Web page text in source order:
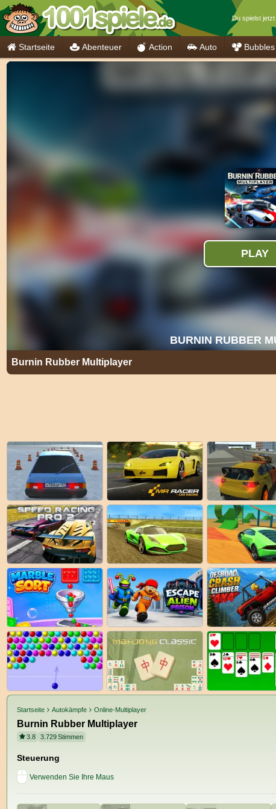
Du spielst jetzt
Startseite Abenteuer Action Auto Bubbles
Burnin Rubber Multiplayer
Startseite Autokämpfe Online-Multiplayer
Burnin Rubber Multiplayer
3.8 3.729Stimmen
Steuerung
Verwenden Sie Ihre Maus